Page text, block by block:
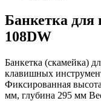
Банкетка для
108DW
Банкетка (скамейка)
клавишных
Фиксированная
мм, глубина 295 мм